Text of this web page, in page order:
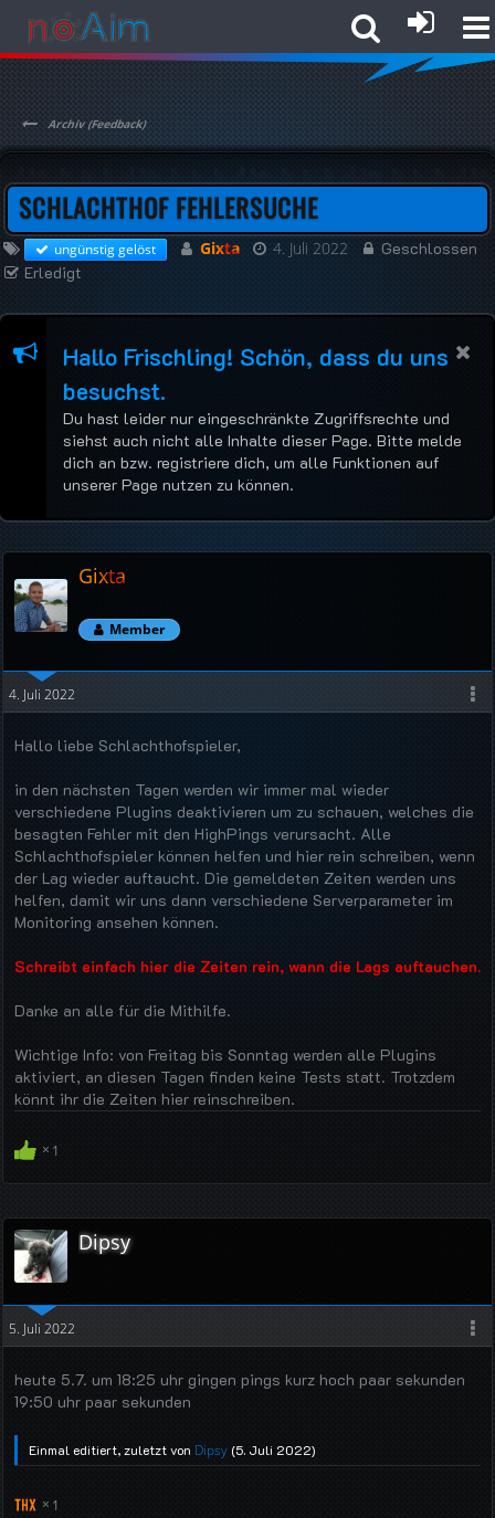
Archiv (Feedback)
SCHLACHTHOF FEHLERSUCHE
ungünstig gelöst Gixta 4. Juli 2022
Geschlossen
Erledigt
Hallo Frischling! Schön, dass du uns
besuchst.
Du hast leider nur eingeschränkte Zugriffsrechte und
siehst auch nicht alle Inhalte dieser Page. Bitte melde
dich an bzw. registriere dich, um alle Funktionen auf
unserer Page nutzen zu können.
Gixta
Member
4. Juli 2022
Hallo liebe Schlachthofspieler,
in den nächsten Tagen werden wir immer mal wieder
verschiedene Plugins deaktivieren um zu schauen, welches die
besagten Fehler mit den HighPings verursacht. Alle
Schlachthofspieler können helfen und hier rein schreiben, wenn
der Lag wieder auftaucht. Die gemeldeten Zeiten werden uns
helfen, damit wir uns dann verschiedene Serverparameter im
Monitoring ansehen können.
Schreibt einfach hier die Zeiten rein, wann die Lags auftauchen.
Danke an alle für die Mithilfe.
Wichtige Info: von Freitag bis Sonntag werden alle Plugins
aktiviert, an diesen Tagen finden keine Tests statt. Trotzdem
könnt ihr die Zeiten hier reinschreiben.
1
Dipsy
5. Juli 2022
heute 5.7. um 18:25 uhr gingen pings kurz hoch paar sekunden
19:50 uhr paar sekunden
Einmal editiert, zuletzt von Dipsy (5. Juli 2022)
1